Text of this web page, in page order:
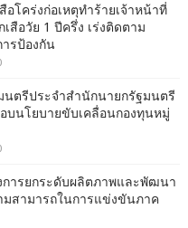
โคร่งก่อเหตุทำร้ายเจ้าหน้าที่
สือวัย 1 ปีครึ่ง เร่งติดตาม
รป้องกัน
นตรีประจำสำนักนายกรัฐมนตรี
บนโยบายขับเคลื่อนกองทุนหมู่
การยกระดับผลิตภาพและพัฒนา
มสามารถในการแข่งขันภาค